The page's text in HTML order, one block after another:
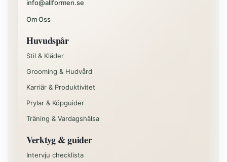
info@allformen.se
Om Oss
Huvudspår
Stil & Kläder
Grooming & Hudvård
Karriär & Produktivitet
Prylar & Köpguider
Träning & Vardagshälsa
Verktyg & guider
Intervju checklista